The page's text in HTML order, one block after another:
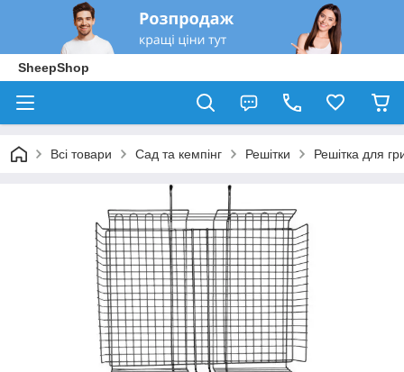
SheepShop
Всі товари Сад та кемпінг Решітки Решітка для